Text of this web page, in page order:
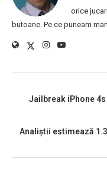
orice
butoane. Pe ce puneam
Jailbreak iPhone 4s
Analiștii estimează